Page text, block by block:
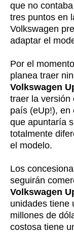
que no
tres puntos en
Volkswagen
adaptar el
Por el
planea traer
Volkswagen
traer la versión
país (eUp!), en
que apuntaría
totalmente
el modelo.
Los
seguirán
Volkswagen
unidades tiene
millones de
costosa tiene